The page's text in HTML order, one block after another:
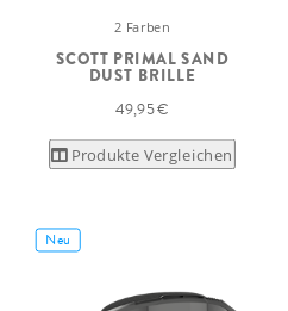
2 Farben
SCOTT PRIMAL SAND
DUST BRILLE
49,95 €
Produkte Vergleichen
Neu